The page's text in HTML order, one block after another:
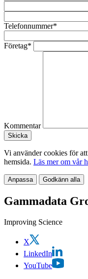
Telefonnummer*
Företag*
Kommentar
Vi använder cookies för
hemsida. Läs mer om vår
Anpassa Godkänn alla
Gammadata
Improving Science
X
LinkedIn
YouTube